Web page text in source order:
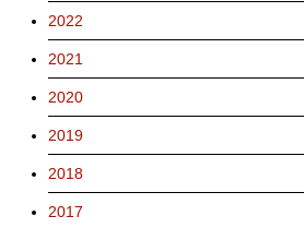
2022
2021
2020
2019
2018
2017